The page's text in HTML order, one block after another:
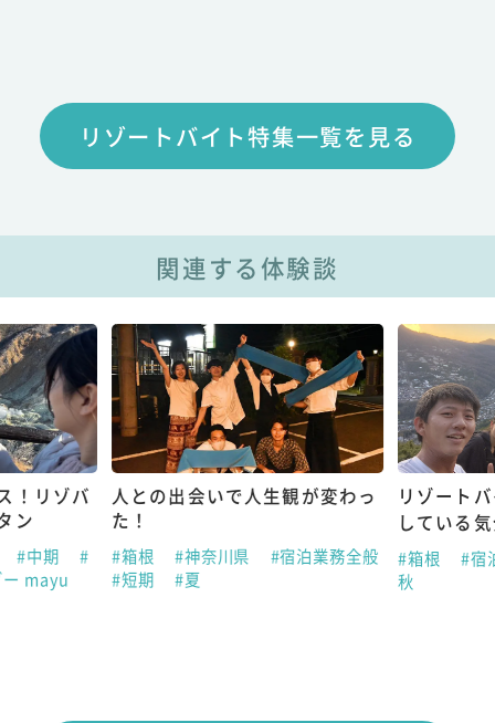
リゾートバイト特集一覧を見る
関連する体験談
！リゾバ
ン
#中期
#
ー mayu
人との出会いで人生観が変わっ
た！
#箱根 #神奈川県
#宿泊業務全般
#短期
#夏
リゾート
している
#箱根
#宿
秋